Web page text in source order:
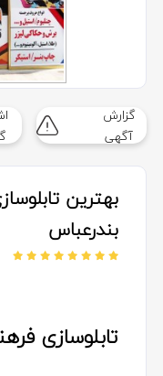
گزارش
آگهی
بهترین
بندرعباس
تابلوسازی